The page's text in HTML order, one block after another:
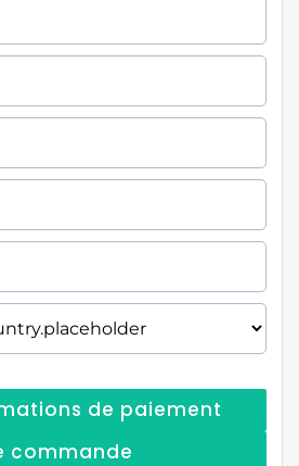
de paiement
commande